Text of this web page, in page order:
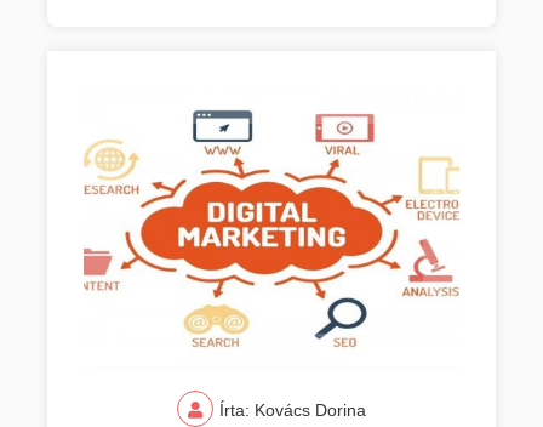
Írta: Kovács Dorina